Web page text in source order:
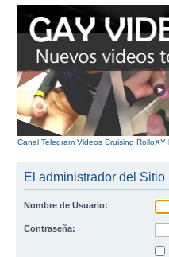
Canal Telegram Videos Cruising
El administrador del
Nombre de Usuario:
Contraseña: